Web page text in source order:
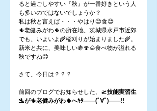
ると過ごしやすい『秋』が一番好きという人
も多いのではないでしょうか？
私は秋と言えば・・・やはり😊食😊
🌵老健みがわ🌵の所在地、茨城県水戸市近郊
でも、いよいよ🌾稲刈りが始まりました🌾。
新米と共に、美味しい🍇🍄🌰食べ物が溢れる
秋ですね😊
さて、今日は？？？
前回のブログでお知らせした、🛫技能実習生
🛬が🌵老健みがわ🌵へｷﾀ――(ﾟ∀ﾟ)――!!